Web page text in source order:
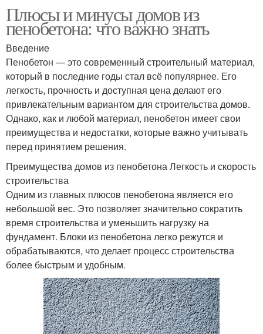
Плюсы и минусы домов из
пенобетона: что важно знать
Введение
Пенобетон — это современный строительный материал,
который в последние годы стал всё популярнее. Его
легкость, прочность и доступная цена делают его
привлекательным вариантом для строительства домов.
Однако, как и любой материал, пенобетон имеет свои
преимущества и недостатки, которые важно учитывать
перед принятием решения.
Преимущества домов из пенобетона Легкость и скорость
строительства
Одним из главных плюсов пенобетона является его
небольшой вес. Это позволяет значительно сократить
время строительства и уменьшить нагрузку на
фундамент. Блоки из пенобетона легко режутся и
обрабатываются, что делает процесс строительства
более быстрым и удобным.